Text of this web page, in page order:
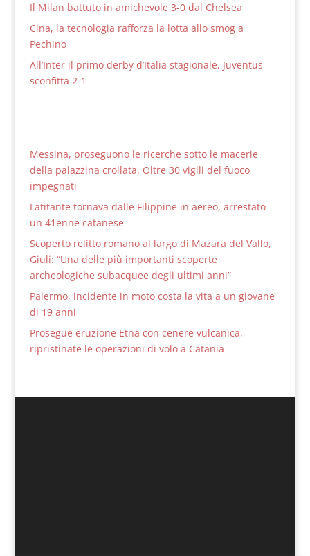
Il Milan battuto in amichevole 3-0 dal Chelsea
Cina, la tecnologia rafforza la lotta allo smog a
Pechino
All’Inter il primo derby d’Italia stagionale, Juventus
sconfitta 2-1
Messina, proseguono le ricerche sotto le macerie
della palazzina crollata. Oltre 30 vigili del fuoco
impegnati
Latitante tornava dalle Filippine in aereo, arrestato
un 41enne catanese
Scoperto relitto romano al largo di Mazara del Vallo,
Giuli: “Una delle più importanti scoperte
archeologiche subacquee degli ultimi anni”
Palermo, incidente in moto costa la vita a un giovane
di 19 anni
Prosegue eruzione Etna con cenere vulcanica,
ripristinate le operazioni di volo a Catania